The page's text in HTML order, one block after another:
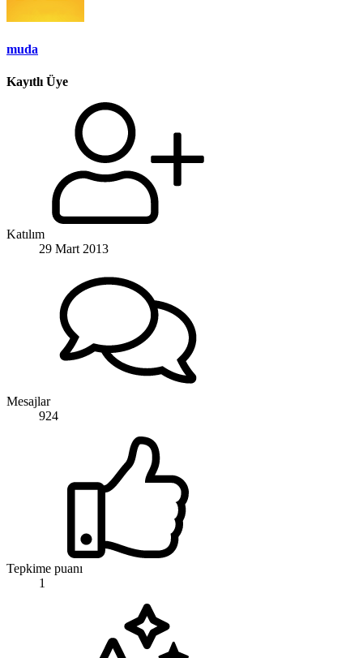
muda
Kayıtlı Üye
Katılım
29 Mart 2013
Mesajlar
924
Tepkime puanı
1